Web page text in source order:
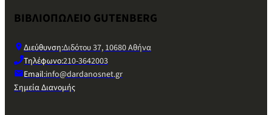
ΒΙΒΛΙΟΠΩΛΕΙΟ GUTENBERG
Διεύθυνση:Διδότου 37, 10680 Αθήνα
Τηλέφωνο:210-3642003
Email:info@dardanosnet.gr
Σημεία Διανομής